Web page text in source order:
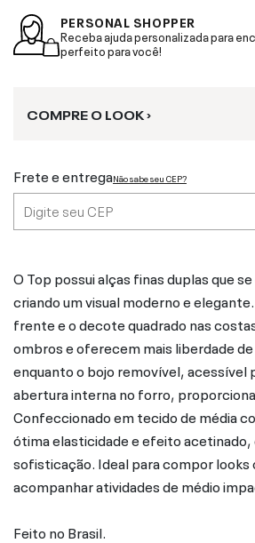
PERSONAL SHOPPER
Receba ajuda personalizada para
perfeito para você!
COMPRE O LOOK ›
Frete e entregaNão sabe seu CEP?
O Top possui alças finas duplas que
criando um visual moderno e
frente e o decote quadrado nas
ombros e oferecem mais liberdade
enquanto o bojo removível, acessível
abertura interna no forro,
Confeccionado em tecido de média
ótima elasticidade e efeito
sofisticação. Ideal para compor looks
acompanhar atividades de médio
Feito no Brasil.